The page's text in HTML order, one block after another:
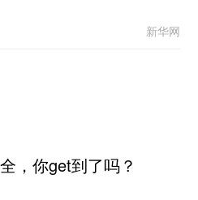
新华网
，你get到了吗？